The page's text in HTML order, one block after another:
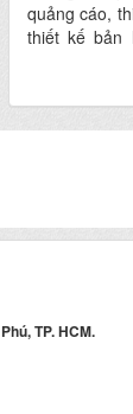
quảng cáo,
thiết kế bản
TP. HCM.